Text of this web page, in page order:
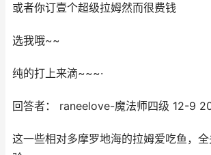
或者你订壹个超级拉姆然而很费钱
选我哦~~
纯的打上来滴~~~·
回答者： raneelove-魔法师四级 12-9
这一些相对多摩罗地海的拉姆爱吃鱼，